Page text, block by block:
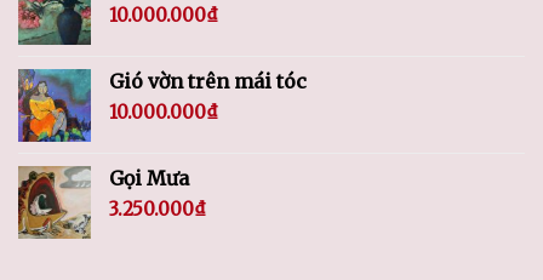
10.000.000₫
Gió vờn trên mái tóc
10.000.000₫
Gọi Mưa
3.250.000₫